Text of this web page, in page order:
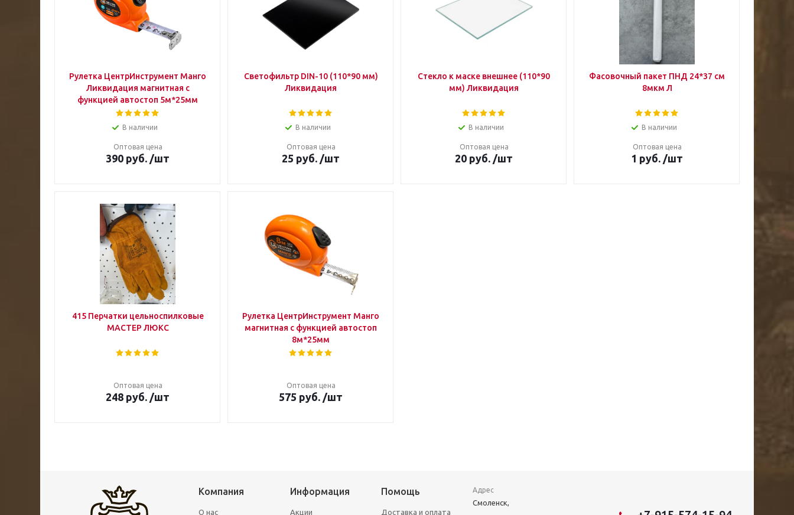
Рулетка ЦентрИнструмент Манго
Ликвидация магнитная с
функцией автостоп 5м*25мм
В наличии
Оптовая цена
390 руб. /шт
Светофильтр DIN-10 (110*90 мм)
Ликвидация
В наличии
Оптовая цена
25 руб. /шт
Стекло к маске внешнее (110*90
мм) Ликвидация
В наличии
Оптовая цена
20 руб. /шт
Фасовочный пакет ПНД 24*37 см
8мкм Л
В наличии
Оптовая цена
1 руб. /шт
415 Перчатки цельноспилковые
МАСТЕР ЛЮКС
Оптовая цена
248 руб. /шт
Рулетка ЦентрИнструмент Манго
магнитная с функцией автостоп
8м*25мм
Оптовая цена
575 руб. /шт
Компания
О нас
Информация
Акции
Помощь
Доставка и оплата
Адрес
Смоленск,